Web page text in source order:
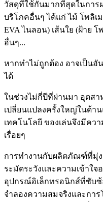
วัสดุที่ใช้กันมากที่สุดในการ
บริโภคอื่นๆ ได้แก่ ไม้ โพลิเ
EVA ไนลอน) เส้นใย (ฝ้าย
อื่นๆ...
หากทำไม่ถูกต้อง อาจเป็นอั
ได้
ในช่วงไม่กี่ปีที่ผ่านมา อุตสา
เปลี่ยนแปลงครั้งใหญ่ในด้า
เทคโนโลยี ของเล่นจึงมีค
เรื่อยๆ
การทำงานกับผลิตภัณฑ์ที่มุ่ง
ระมัดระวังและความเข้าใจ
อุปกรณ์อิเล็กทรอนิกส์ที่ซับซ้
จำลองความสมจริงและกา